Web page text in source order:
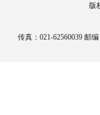
版
传真：021-62560039 邮